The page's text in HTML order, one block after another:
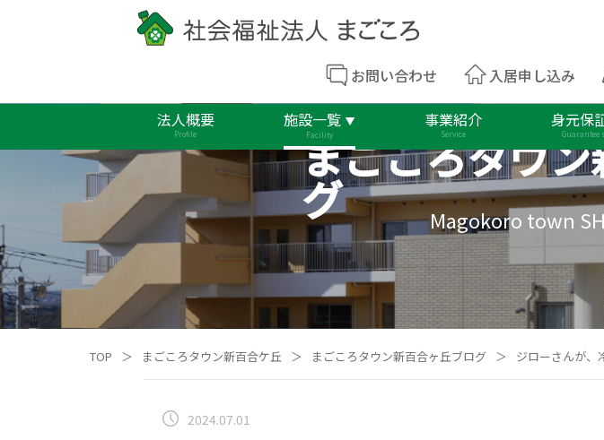
お問い合わせ 入居申し込み
法人概要
Profile
施設一覧
Facility
事業紹介
Service
身元保
Guarantee
まごころタウン
グ Magokoro town
TOP ＞ まごころタウン新百合ケ丘 ＞ まごころタウン新百合ヶ丘ブログ ＞ ジローさんが、
2024.07.01